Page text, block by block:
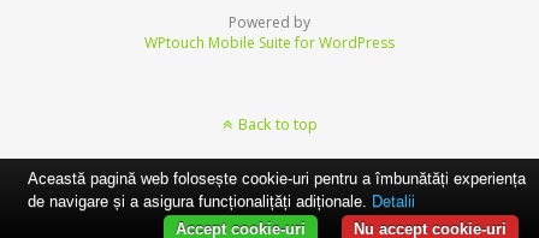
Powered by
WPtouch Mobile Suite for WordPress
Back to top
Această pagină web folosește cookie-uri pentru a îmbunătăți experiența
de navigare și a asigura funcționalițăți adiționale. Detalii
Nu accept cookie-uri
Accept cookie-uri